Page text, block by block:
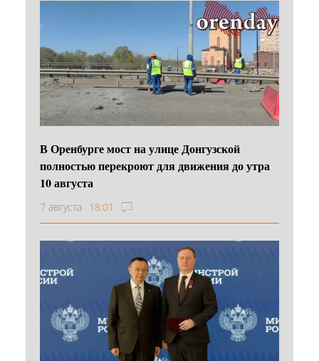
В Оренбурге мост на улице Донгузской
полностью перекроют для движения до утра
10 августа
7 августа 18:01